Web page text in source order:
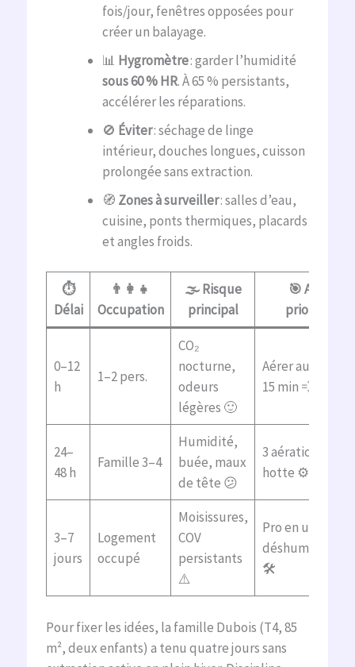
fois/jour, fenêtres opposées pour
créer un balayage.
📊 Hygromètre: garder l’humidité
sous 60 % HR. À 65 % persistants,
accélérer les réparations.
🚫 Éviter: séchage de linge
intérieur, douches longues, cuisson
prolongée sans extraction.
🧭 Zones à surveiller: salles d’eau,
cuisine, ponts thermiques, placards
et angles froids.
⏱️
Délai
👨‍👩‍👧
Occupation
🌫️ Risque
principal
🎯 Action
prioritaire
0–12
h
1–2 pers.
CO₂
nocturne,
odeurs
légères 🙂
Aérer au réveil
15 min 💨
24–
48 h
Famille 3–4
Humidité,
buée, maux
de tête 😕
3 aérations/jour
hotte ⚙️
3–7
jours
Logement
occupé
Moisissures,
COV
persistants
⚠️
Pro en urgence
🛠️
Pour fixer les idées, la famille Dubois (T4, 85
m², deux enfants) a tenu quatre jours sans